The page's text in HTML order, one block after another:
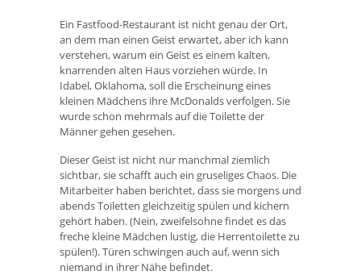
Ein Fastfood-Restaurant ist nicht genau der Ort,
an dem man einen Geist erwartet, aber ich kann
verstehen, warum ein Geist es einem kalten,
knarrenden alten Haus vorziehen würde. In
Idabel, Oklahoma, soll die Erscheinung eines
kleinen Mädchens ihre McDonalds verfolgen. Sie
wurde schon mehrmals auf die Toilette der
Männer gehen gesehen.
Dieser Geist ist nicht nur manchmal ziemlich
sichtbar, sie schafft auch ein gruseliges Chaos. Die
Mitarbeiter haben berichtet, dass sie morgens und
abends Toiletten gleichzeitig spülen und kichern
gehört haben. (Nein, zweifelsohne findet es das
freche kleine Mädchen lustig, die Herrentoilette zu
spülen!). Türen schwingen auch auf, wenn sich
niemand in ihrer Nähe befindet.